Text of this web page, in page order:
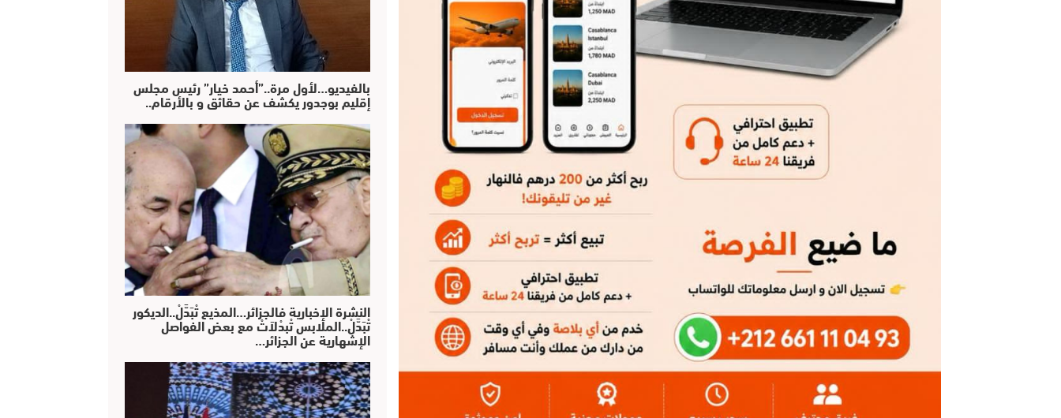
بالفيديو…لأول مرة..”أحمد خيار” رئيس مجلس
إقليم بوجدور يكشف عن حقائق و بالأرقام..
النشرة الإخبارية فالجزائر…المذيع تْبَدَّلْ..الديكور
تْبَدَّلْ..الملابس تْبدْلاَتْ مع بعض الفواصل
الإشهارية عن الجزائر…